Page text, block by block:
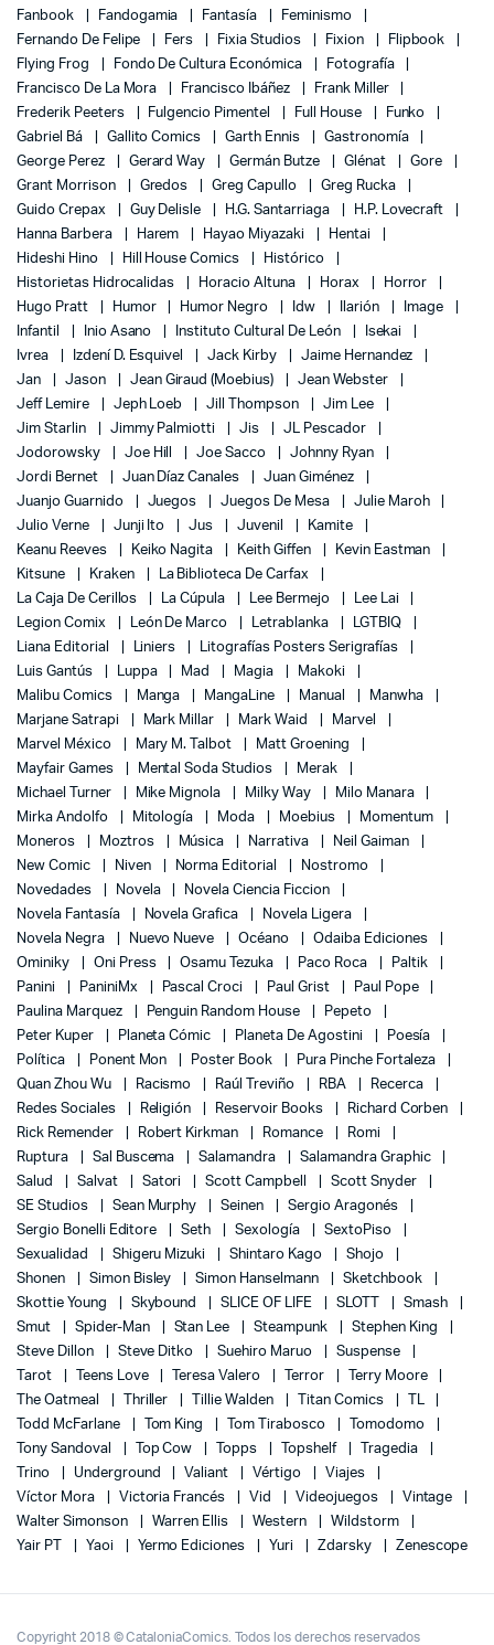
Fanbook
Fandogamia Fantasía
Feminismo
Fernando De Felipe
Fers Fixia Studios Fixion
Flipbook
Flying Frog
Fondo De Cultura Económica
Fotografía
Francisco De La Mora
Francisco Ibáñez
Frank Miller
Frederik Peeters
Fulgencio Pimentel Full House
Funko
Gabriel Bá
Gallito Comics Garth Ennis
Gastronomía
George Perez
Gerard Way Germán Butze Glénat
Gore
Grant Morrison
Gredos Greg Capullo
Greg Rucka
Guido Crepax
Guy Delisle H.G. Santarriaga
H.P. Lovecraft
Hanna Barbera
Harem Hayao Miyazaki
Hentai
Hideshi Hino
Hill House Comics
Histórico
Historietas Hidrocalidas
Horacio Altuna Horax
Horror
Hugo Pratt
Humor Humor Negro Idw Ilarión
Image
Infantil
Inio Asano Instituto Cultural De León
Isekai
Ivrea
Izdení D. Esquivel Jack Kirby
Jaime Hernandez
Jan
Jason Jean Giraud (Moebius)
Jean Webster
Jeff Lemire
Jeph Loeb Jill Thompson
Jim Lee
Jim Starlin
Jimmy Palmiotti Jis
JL Pescador
Jodorowsky
Joe Hill Joe Sacco
Johnny Ryan
Jordi Bernet
Juan Díaz Canales
Juan Giménez
Juanjo Guarnido
Juegos Juegos De Mesa
Julie Maroh
Julio Verne
Junji Ito Jus Juvenil
Kamite
Keanu Reeves
Keiko Nagita Keith Giffen
Kevin Eastman
Kitsune
Kraken
La Biblioteca De Carfax
La Caja De Cerillos
La Cúpula Lee Bermejo
Lee Lai
Legion Comix
León De Marco Letrablanka
LGTBIQ
Liana Editorial
Liniers
Litografías Posters Serigrafías
Luis Gantús
Luppa Mad Magia
Makoki
Malibu Comics
Manga MangaLine Manual
Manwha
Marjane Satrapi
Mark Millar Mark Waid
Marvel
Marvel México
Mary M. Talbot
Matt Groening
Mayfair Games
Mental Soda Studios
Merak
Michael Turner
Mike Mignola Milky Way
Milo Manara
Mirka Andolfo
Mitología Moda Moebius
Momentum
Moneros
Moztros Música Narrativa
Neil Gaiman
New Comic
Niven Norma Editorial
Nostromo
Novedades
Novela
Novela Ciencia Ficcion
Novela Fantasía
Novela Grafica
Novela Ligera
Novela Negra
Nuevo Nueve Océano
Odaiba Ediciones
Ominiky
Oni Press Osamu Tezuka Paco Roca
Paltik
Panini
PaniniMx Pascal Croci Paul Grist
Paul Pope
Paulina Marquez
Penguin Random House
Pepeto
Peter Kuper
Planeta Cómic Planeta De Agostini
Poesía
Política
Ponent Mon Poster Book
Pura Pinche Fortaleza
Quan Zhou Wu
Racismo Raúl Treviño RBA
Recerca
Redes Sociales
Religión Reservoir Books
Richard Corben
Rick Remender
Robert Kirkman Romance
Romi
Ruptura
Sal Buscema Salamandra
Salamandra Graphic
Salud
Salvat Satori Scott Campbell
Scott Snyder
SE Studios
Sean Murphy Seinen
Sergio Aragonés
Sergio Bonelli Editore
Seth Sexología
SextoPiso
Sexualidad
Shigeru Mizuki Shintaro Kago
Shojo
Shonen
Simon Bisley Simon Hanselmann
Sketchbook
Skottie Young
Skybound SLICE OF LIFE SLOTT
Smash
Smut
Spider-Man Stan Lee Steampunk
Stephen King
Steve Dillon
Steve Ditko Suehiro Maruo
Suspense
Tarot
Teens Love Teresa Valero Terror
Terry Moore
The Oatmeal
Thriller Tillie Walden Titan Comics
TL
Todd McFarlane
Tom King Tom Tirabosco
Tomodomo
Tony Sandoval
Top Cow Topps Topshelf
Tragedia
Trino
Underground Valiant Vértigo
Viajes
Víctor Mora
Victoria Francés Vid Videojuegos
Vintage
Walter Simonson
Warren Ellis Western
Wildstorm
Yair PT
Yaoi Yermo Ediciones Yuri Zdarsky Zenescope
Copyright 2018 © CataloniaComics. Todos los derechos reservados